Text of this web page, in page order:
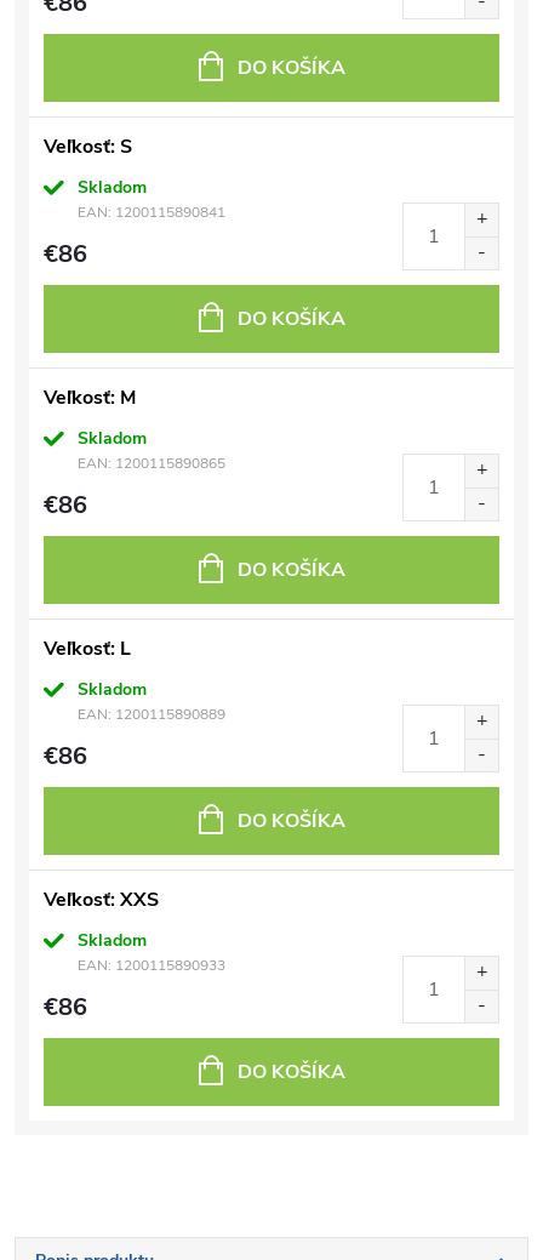
DO KOŠÍKA
Veľkosť: S
Skladom
EAN: 1200115890841
€86
DO KOŠÍKA
Veľkosť: M
Skladom
EAN: 1200115890865
€86
DO KOŠÍKA
Veľkosť: L
Skladom
EAN: 1200115890889
€86
DO KOŠÍKA
Veľkosť: XXS
Skladom
EAN: 1200115890933
€86
DO KOŠÍKA